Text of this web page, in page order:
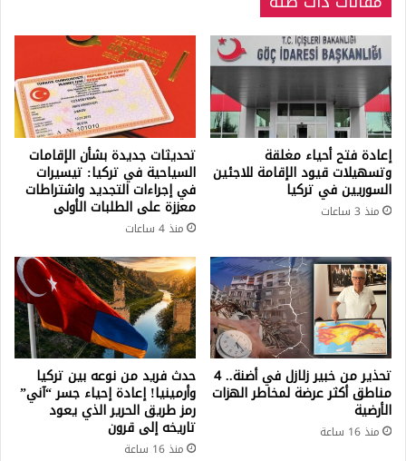
إعادة فتح أحياء مغلقة
وتسهيلات قيود الإقامة للاجئين
السوريين في تركيا
منذ 3 ساعات
تحديثات جديدة بشأن الإقامات
السياحية في تركيا: تيسيرات
في إجراءات التجديد واشتراطات
معززة على الطلبات الأولى
منذ 4 ساعات
تحذير من خبير زلازل في أضنة.. 4
مناطق أكثر عرضة لمخاطر الهزات
الأرضية
منذ 16 ساعة
حدث فريد من نوعه بين تركيا
وأرمينيا! إعادة إحياء جسر “آني”
رمز طريق الحرير الذي يعود
تاريخه إلى قرون
منذ 16 ساعة